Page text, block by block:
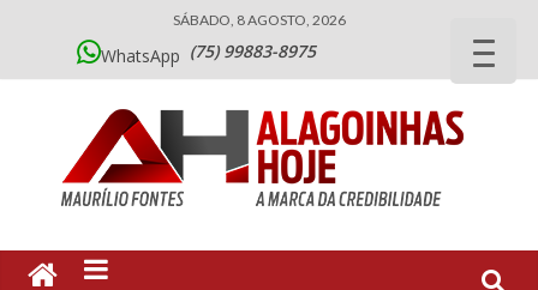
SÁBADO, 8 AGOSTO, 2026
WhatsApp (75) 99883-8975